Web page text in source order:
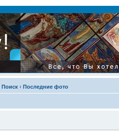
Поиск ‹ Последние фото